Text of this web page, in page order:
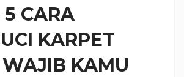
5 CARA
KARPET
WAJIB KAMU